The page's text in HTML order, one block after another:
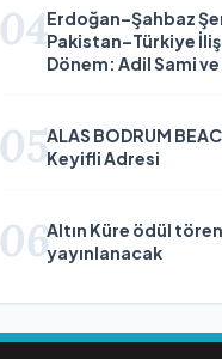
04Erdoğan–Şahbaz
Pakistan–Türkiye
Dönem: Adil Sami
05ALAS BODRUM
Keyifli Adresi
06Altın Küre ödül
yayınlanacak